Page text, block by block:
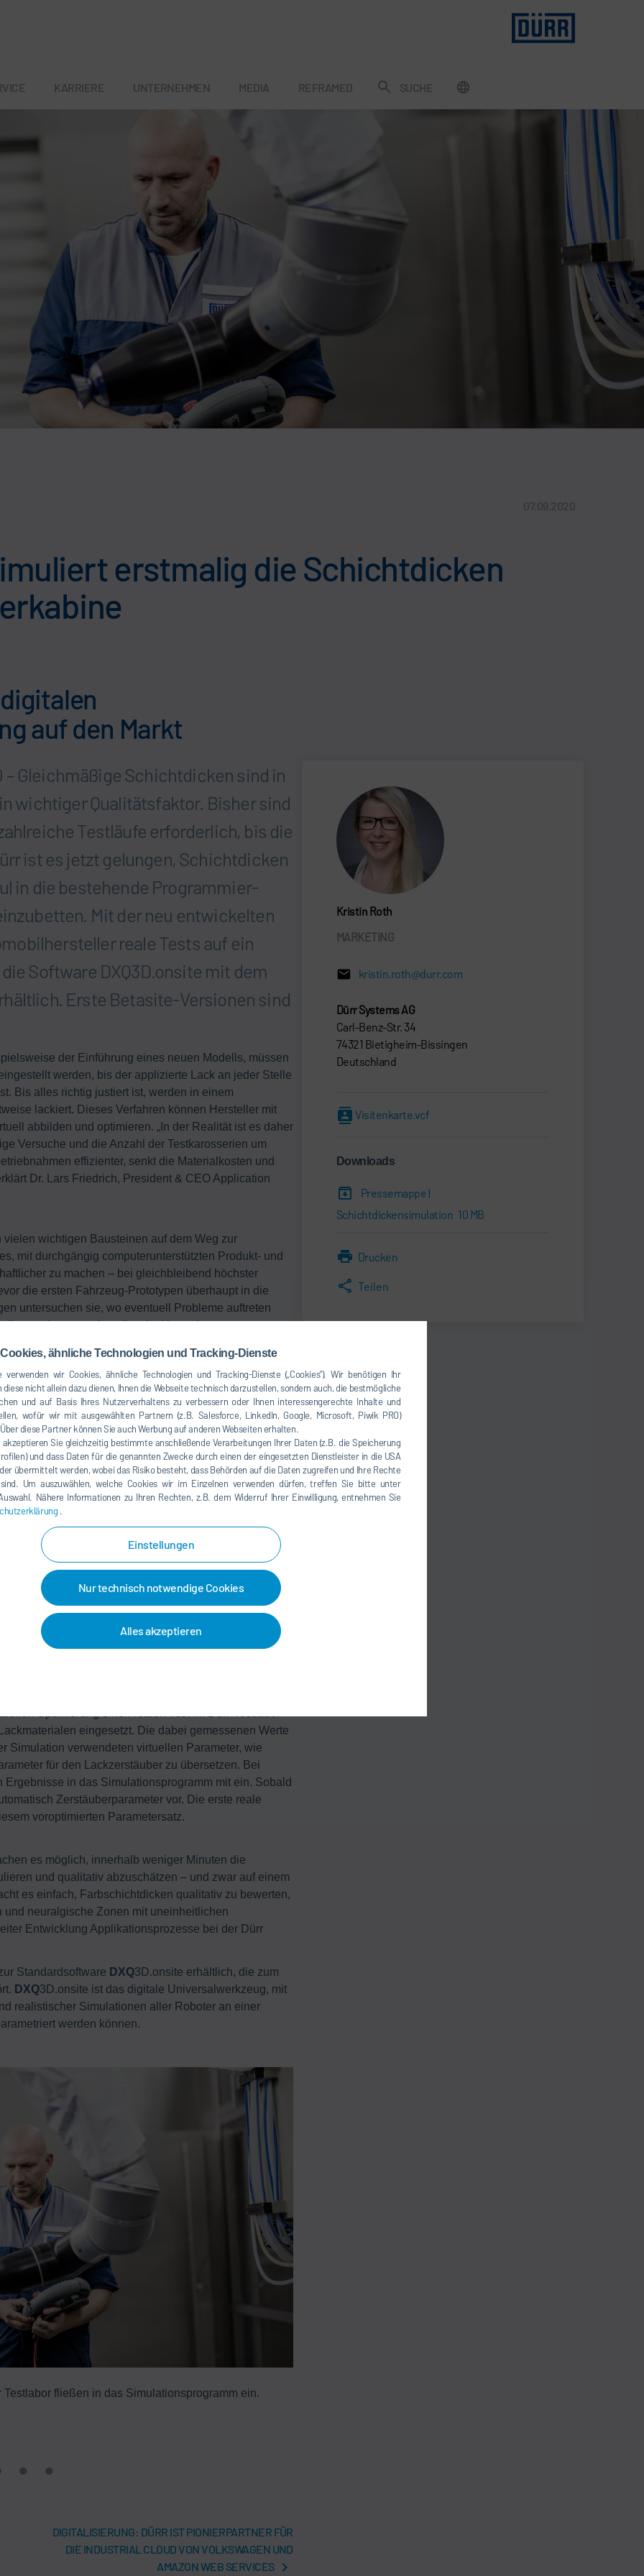
ähnliche Technologien und Tracking-Dienste
wir Cookies, ähnliche Technologien und Tracking-Dienste („Cookies“). Wir benötigen Ihr
diese nicht allein dazu dienen, Ihnen die Webseite technisch darzustellen, sondern auch, die bestmögliche
und auf Basis Ihres Nutzerverhaltens zu verbessern oder Ihnen interessengerechte Inhalte und
wofür wir mit ausgewählten Partnern (z.B. Salesforce, LinkedIn, Google, Microsoft, Piwik PRO)
diese Partner können Sie auch Werbung auf anderen Webseiten erhalten.
akzeptieren Sie gleichzeitig bestimmte anschließende Verarbeitungen Ihrer Daten (z.B. die Speicherung
und dass Daten für die genannten Zwecke durch einen der eingesetzten Dienstleister in die USA
übermittelt werden, wobei das Risiko besteht, dass Behörden auf die Daten zugreifen und Ihre Rechte
Um auszuwählen, welche Cookies wir im Einzelnen verwenden dürfen, treffen Sie bitte unter
Nähere Informationen zu Ihren Rechten, z.B. dem Widerruf Ihrer Einwilligung, entnehmen Sie
.
Einstellungen
Nur technisch notwendige Cookies
Alles akzeptieren
KARRIERE UNTERNEHMEN MEDIA REFRAMED SUCHE
07.09.2020
erstmalig die Schichtdicken
auf den Markt
Gleichmäßige Schichtdicken sind in
wichtiger Qualitätsfaktor. Bisher sind
Testläufe erforderlich, bis die
ist es jetzt gelungen, Schichtdicken
in die bestehende Programmier-
Mit der neu entwickelten
reale Tests auf ein
Software DXQ3D.onsite mit dem
Erste Betasite-Versionen sind
der Einführung eines neuen Modells, müssen
werden, bis der applizierte Lack an jeder Stelle
Bis alles richtig justiert ist, werden in einem
lackiert. Dieses Verfahren können Hersteller mit
abbilden und optimieren. „In der Realität ist es daher
Versuche und die Anzahl der Testkarosserien um
effizienter, senkt die Materialkosten und
Dr. Lars Friedrich, President & CEO Application
wichtigen Bausteinen auf dem Weg zur
mit durchgängig computerunterstützten Produkt- und
zu machen – bei gleichbleibend höchster
die ersten Fahrzeug-Prototypen überhaupt in die
untersuchen sie, wo eventuell Probleme auftreten
auch anspruchsvoll zu lackierende
ist dreigeteilt. Im ersten Schritt wird virtuell berechnet,
simuliert dabei ausschließlich mit idealisierten,
anlehnen. Die Spritzbilder sind dynamisch in
Der Nutzer kann mit diesen beiden Parametern
sich unterschiedliche Spritzbildbreiten und
auswirken.
das Softwaremodul einen digitalen Zwilling von
Daten. Bei der ersten Simulation rechnet
in ein eigenes 3D-Dateiformat der Karosserie um. Das
alle für die Lackierung unwesentlichen
sowie die Rechenzeit, so dass sich das
in der Produktion einsetzen lässt. Werden alle
virtuelles Spritzbild entlang der offsite-
auf und stellt diese in einer 3D-Farbkarte
transparent visualisiert, in Teamarbeit abgewogen und
Deswegen sieht das Konzept der
Optimierung einen realen Test im Dürr-Testlabor
eingesetzt. Die dabei gemessenen Werte
Simulation verwendeten virtuellen Parameter, wie
für den Lackzerstäuber zu übersetzen. Bei
in das Simulationsprogramm mit ein. Sobald
Zerstäuberparameter vor. Die erste reale
voroptimierten Parametersatz.
es möglich, innerhalb weniger Minuten die
und qualitativ abzuschätzen – und zwar auf einem
es einfach, Farbschichtdicken qualitativ zu bewerten,
neuralgische Zonen mit uneinheitlichen
Entwicklung Applikationsprozesse bei der Dürr
Standardsoftware DXQ3D.onsite erhältlich, die zum
DXQ3D.onsite ist das digitale Universalwerkzeug, mit
realistischer Simulationen aller Roboter an einer
werden können.
fließen in das Simulationsprogramm ein.
DIGITALISIERUNG: DÜRR IST PIONIERPARTNER FÜR
DIE INDUSTRIAL CLOUD VON VOLKSWAGEN UND
AMAZON WEB SERVICES
Kristin Roth
MARKETING
kristin.roth@durr.com
Dürr Systems AG
Carl-Benz-Str. 34
74321 Bietigheim-Bissingen
Deutschland
Visitenkarte.vcf
Downloads
Pressemappe |
Schichtdickensimulation 10 MB
Drucken
Teilen